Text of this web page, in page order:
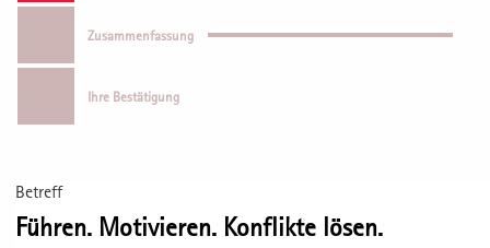
Zusammenfassung
Ihre Bestätigung
Betreff
Führen. Motivieren. Konflikte lösen.